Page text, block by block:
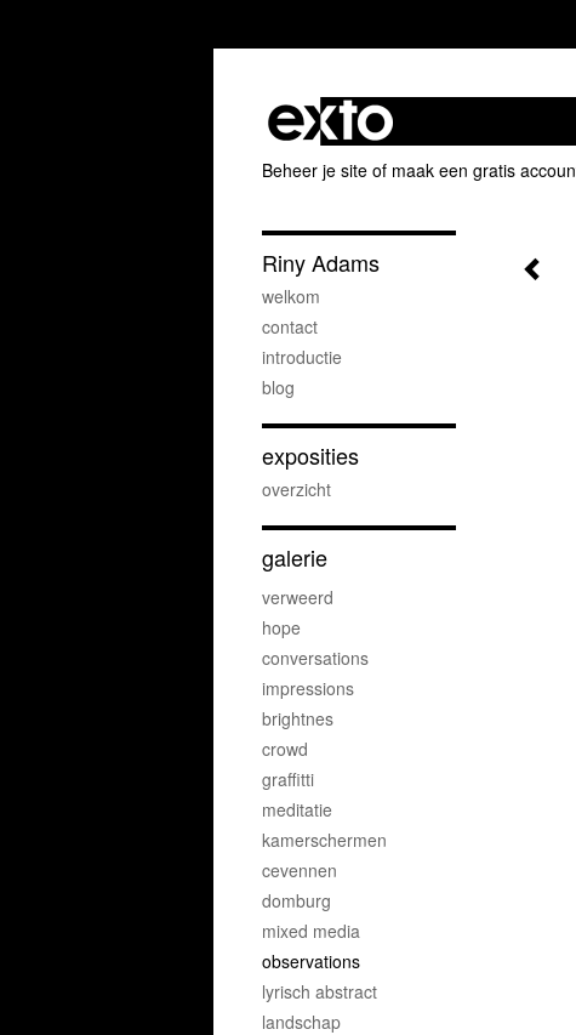
Beheer je site of maak een gratis
Riny Adams
welkom
contact
introductie
blog
exposities
overzicht
galerie
verweerd
hope
conversations
impressions
brightnes
crowd
graffitti
meditatie
kamerschermen
cevennen
domburg
mixed media
observations
lyrisch abstract
landschap